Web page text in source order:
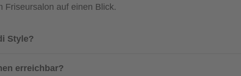
Friseursalon auf einen Blick.
Style?
erreichbar?